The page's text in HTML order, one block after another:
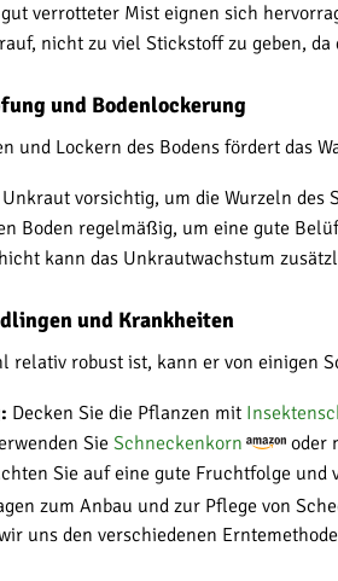
gut verrotteter Mist eignen sich
nicht zu viel Stickstoff zu geben,
und Bodenlockerung
und Lockern des Bodens fördert das
vorsichtig, um die Wurzeln des
Boden regelmäßig, um eine gute
kann das Unkrautwachstum
und Krankheiten
relativ robust ist, kann er von einigen
Decken Sie die Pflanzen mit
SieSchneckenkorn
oder
Sie auf eine gute Fruchtfolge und
zum Anbau und zur Pflege von
uns den verschiedenen